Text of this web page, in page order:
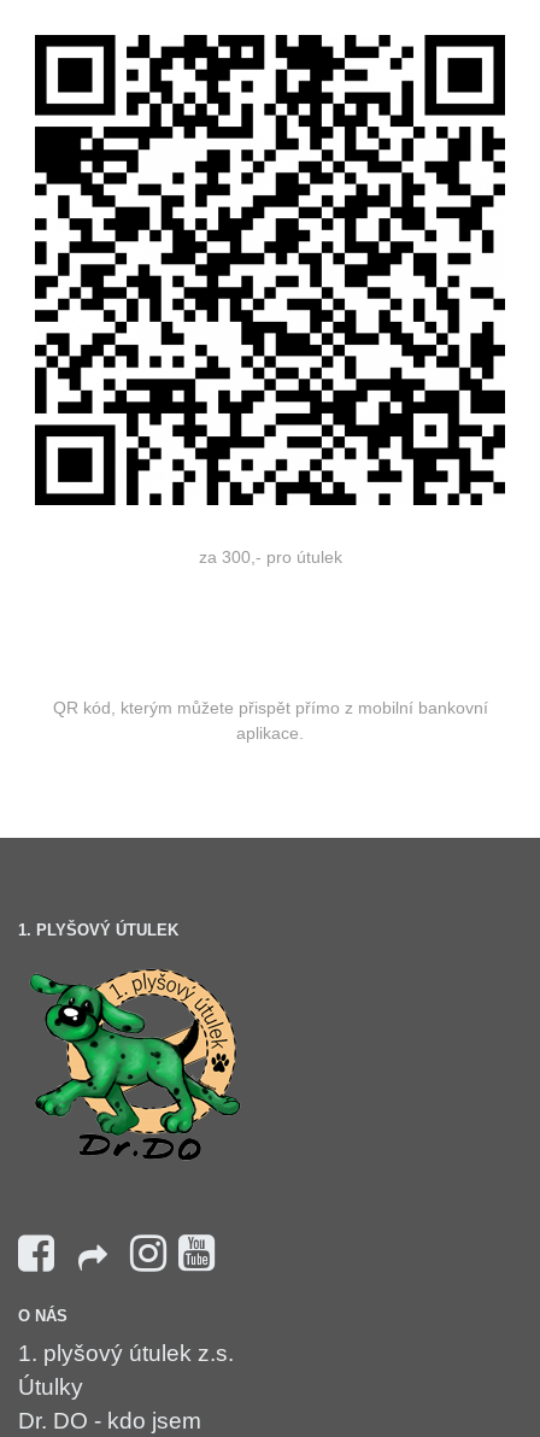
za 300,- pro útulek
QR kód, kterým můžete přispět přímo z mobilní bankovní
aplikace.
1. PLYŠOVÝ ÚTULEK
O NÁS
1. plyšový útulek z.s.
Útulky
Dr. DO - kdo jsem